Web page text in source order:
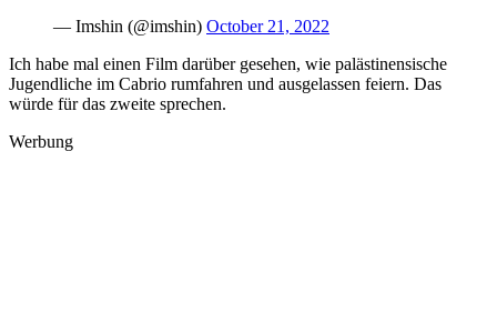
— Imshin (@imshin) October 21, 2022
Ich habe mal einen Film darüber gesehen, wie palästinensische
Jugendliche im Cabrio rumfahren und ausgelassen feiern. Das
würde für das zweite sprechen.
Werbung